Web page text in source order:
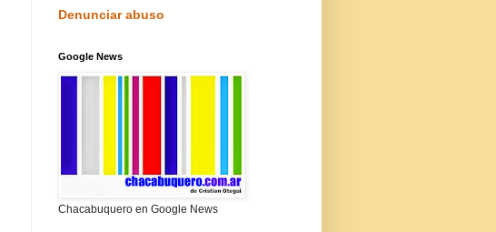
Denunciar abuso
Google News
Chacabuquero en Google News